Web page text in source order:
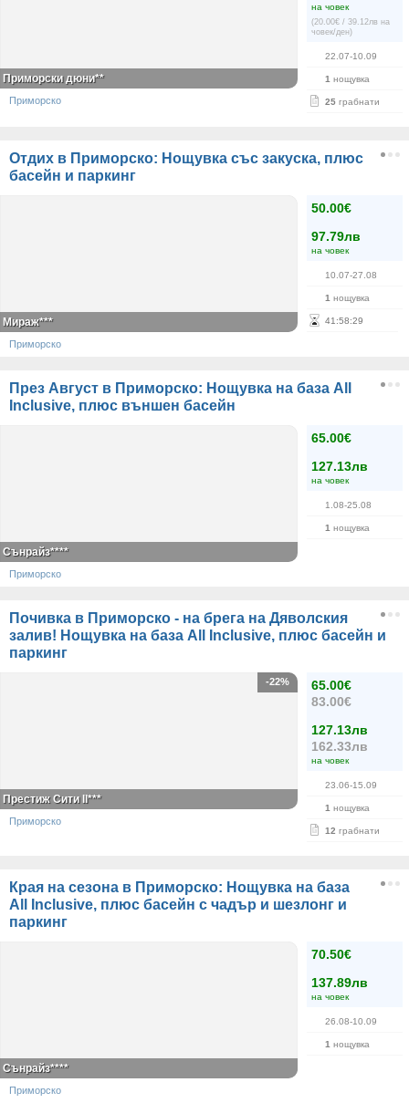
на човек
(20.00€ / 39.12лв на
човек/ден)
22.07-10.09
1 нощувка
25 грабнати
Приморски дюни**
Приморско
Отдих в Приморско: Нощувка със закуска, плюс
басейн и паркинг
50.00€
97.79лв
на човек
10.07-27.08
1 нощувка
41 :58:29
Мираж***
Приморско
През Август в Приморско: Нощувка на база All
Inclusive, плюс външен басейн
65.00€
127.13лв
на човек
1.08-25.08
1 нощувка
Сънрайз****
Приморско
Почивка в Приморско - на брега на Дяволския
залив! Нощувка на база All Inclusive, плюс басейн и
паркинг
65.00€
83.00€
127.13лв
162.33лв
на човек
23.06-15.09
1 нощувка
12 грабнати
-22%
Престиж Сити II***
Приморско
Края на сезона в Приморско: Нощувка на база
All Inclusive, плюс басейн с чадър и шезлонг и
паркинг
70.50€
137.89лв
на човек
26.08-10.09
1 нощувка
Сънрайз****
Приморско